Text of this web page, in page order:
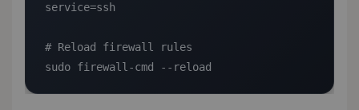
service=ssh
# Reload firewall rules
sudo firewall-cmd --reload